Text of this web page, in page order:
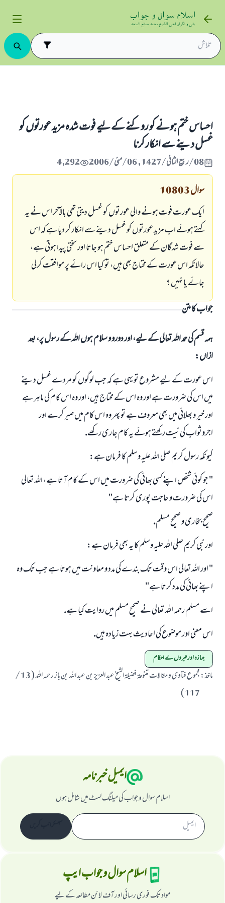
احساس ختم ہونے كو روكنے كے ليے فوت شدہ مزيد عورتوں كو
غسل دينے سے انكار كرنا
08/ربيع الثاني/1427 , 06/مئی/2006 4,292
سوال10803
ايك عورت فوت ہونے والى عورتوں كو غسل ديتى تھى بالآخر اس نے يہ
كہتے ہوئے اب مزيد عورتوں كو غسل دينے سے انكار كر ديا ہے كہ اس
سے فوت شدگان كے متعلق احساس ختم ہو جاتا اور سختى پيدا ہوتى ہے،
حالانكہ اس عورت كے محتاج بھى ہيں، تو كيا اس رائے پر موافقت كرلى
جائے يا نہيں ؟
جواب کا متن
ہمہ قسم کی حمد اللہ تعالی کے لیے، اور دورو و سلام ہوں اللہ کے رسول پر، بعد
ازاں:
اس عورت كے ليے مشروع تو يہى ہے كہ جب لوگوں كو مردے غسل دينے
ميں اس كى ضرورت ہے اور وہ اس كے محتاج ہيں، اور وہ اس كام كى ماہر ہے
اور خير و بھلائى ميں بھى معروف ہے تو پھر وہ اس كام ميں صبر كرے اور
اجروثواب كى نيت ركھتے ہوئے يہ كام جارى ركھے.
كيونكہ رسول كريم صلى اللہ عليہ وسلم كا فرمان ہے:
" جو كوئى شخص اپنے كسى بھائى كى ضرورت ميں اس كے كام آتا ہے، اللہ تعالى
اس كى ضرورت و حاجت پورى كرتا ہے"
صحيح بخارى و صحيح مسلم.
اور نبى كريم صلى اللہ عليہ وسلم كا يہ بھى فرمان ہے:
" اور اللہ تعالى اس وقت تك بندے كى مدد و معاونت ميں ہوتا ہے جب تك وہ
اپنے بھائى كى مدد كرتا ہے"
اسے مسلم رحمہ اللہ تعالى نے صحيح مسلم ميں روايت كيا ہے.
اس معنى اور موضوع كى احاديث بہت زيادہ ہيں.
جنازہ اور قبروں کے احکام
ماخذ:
مجموع فتاوى و مقالات متنوعۃ فضيلۃ الشيخ عبد العزيز بن عبد اللہ بن باز رحمہ اللہ ( 13 /
117 )
ایمیل خبرنامہ
اسلام سوال و جواب کی میلنگ لسٹ میں شامل ہوں
اسلام سوال و جواب ایپ
مواد تک فوری رسائی اور آف لائن مطالعہ کے لیے
جواب نمبر 110845 نے نکاح ٹوٹنے سے بچایا۔
امت مسلمہ کے واسطے جوابات پیش کرنے کے لیے ہماری مدد کریں
نیکی کی رہنمائی کرنے والے کو بھی نیکی کرنے والے کے برابر اجر ملتا ہے۔
(مسلم : 1893)